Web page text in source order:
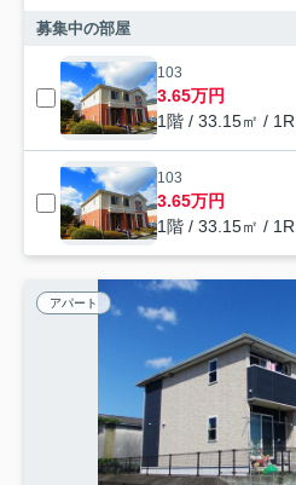
募集中の部屋
103
3.65万円
1階 / 33.15㎡ / 1R
103
3.65万円
1階 / 33.15㎡ / 1R
アパート